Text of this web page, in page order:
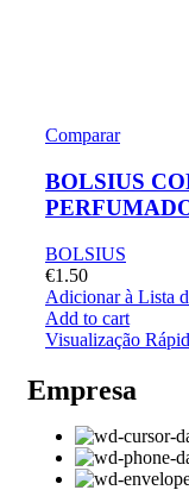
Comparar
BOLSIUS
BOLSIUS
€1.50
Adicionar à Lista
Add to cart
Visualização
Empresa